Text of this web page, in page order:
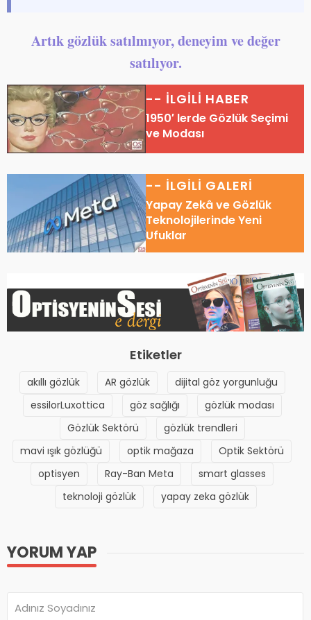
Artık gözlük satılmıyor, deneyim ve değer
satılıyor.
-- İLGİLİ HABER
1950′ lerde Gözlük Seçimi
ve Modası
-- İLGİLİ GALERİ
Yapay Zekâ ve Gözlük
Teknolojilerinde Yeni
Ufuklar
Etiketler
akıllı gözlük AR gözlük
dijital göz yorgunluğu
essilorLuxottica
göz sağlığı
gözlük modası
Gözlük Sektörü
gözlük trendleri
mavi ışık gözlüğü
optik mağaza
Optik Sektörü
optisyen
Ray-Ban Meta
smart glasses
teknoloji gözlük
yapay zeka gözlük
YORUM YAP